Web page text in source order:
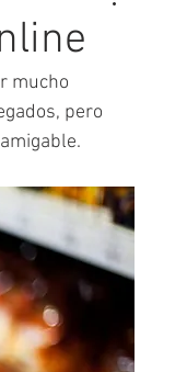
mucho
pero